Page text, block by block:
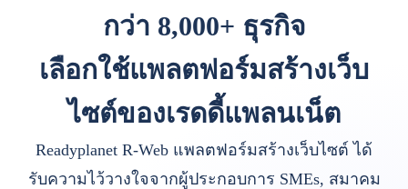
กว่า 8,000+ ธุรกิจ
เลือกใช้แพลตฟอร์มสร้างเว็บ
ไซต์ของเรดดี้แพลนเน็ต
Readyplanet R-Web แพลตฟอร์มสร้างเว็บไซต์ ได้
รับความไว้วางใจจากผู้ประกอบการ SMEs, สมาคม